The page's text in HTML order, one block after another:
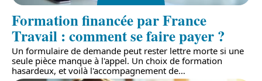
Formation financée par France
Travail : comment se faire payer ?
Un formulaire de demande peut rester lettre morte si une
seule pièce manque à l'appel. Un choix de formation
hasardeux, et voilà l'accompagnement de…